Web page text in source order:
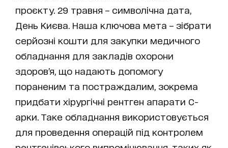
проєкту. 29 травня – символічна дата,
День Києва. Наша ключова мета – зібрати
серйозні кошти для закупки медичного
обладнання для закладів охорони
здоров’я, що надають допомогу
пораненим та постраждалим, зокрема
придбати хірургічні рентген апарати С-
арки. Таке обладнання використовується
для проведення операцій під контролем